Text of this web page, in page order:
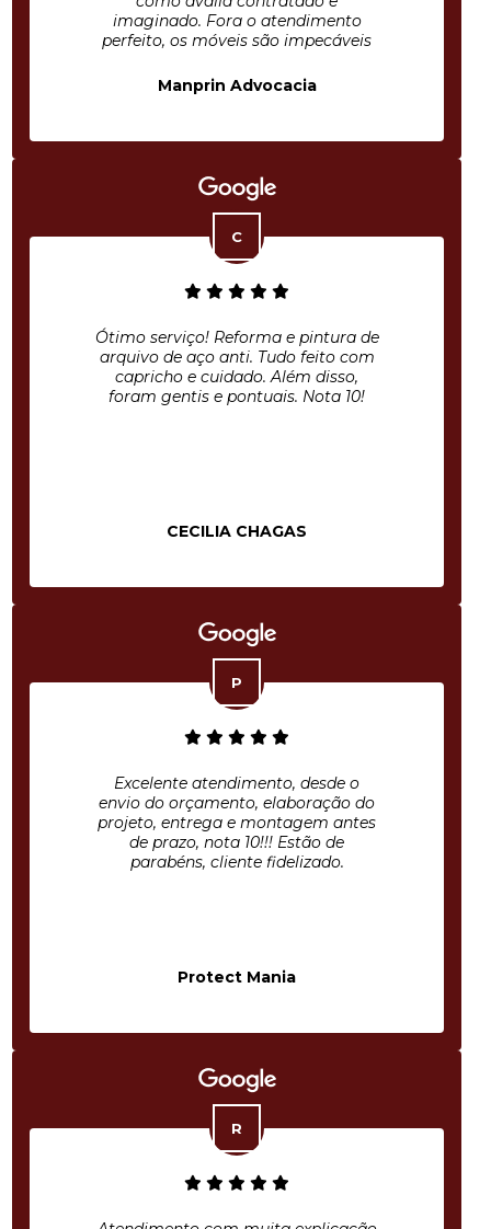
imaginado. Fora o atendimento
perfeito, os móveis são impecáveis
Manprin Advocacia
Ótimo serviço! Reforma e pintura de
arquivo de aço anti. Tudo feito com
capricho e cuidado. Além disso,
foram gentis e pontuais. Nota 10!
CECILIA CHAGAS
Excelente atendimento, desde o
envio do orçamento, elaboração do
projeto, entrega e montagem antes
de prazo, nota 10!!! Estão de
parabéns, cliente fidelizado.
Protect Mania